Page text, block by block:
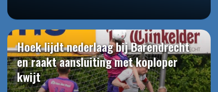
Hoek lijdt nederlaag bij Barendrecht
en raakt aansluiting met koploper
kwijt